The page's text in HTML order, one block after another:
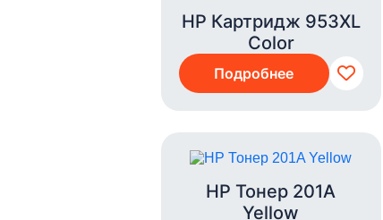
HP Картридж 953XL
Color
Подробнее
HP Тонер 201A
Yellow